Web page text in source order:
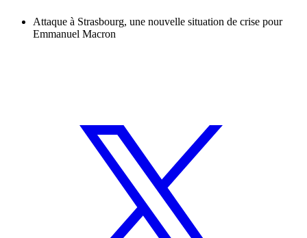
Attaque à Strasbourg, une nouvelle situation de crise pour
Emmanuel Macron